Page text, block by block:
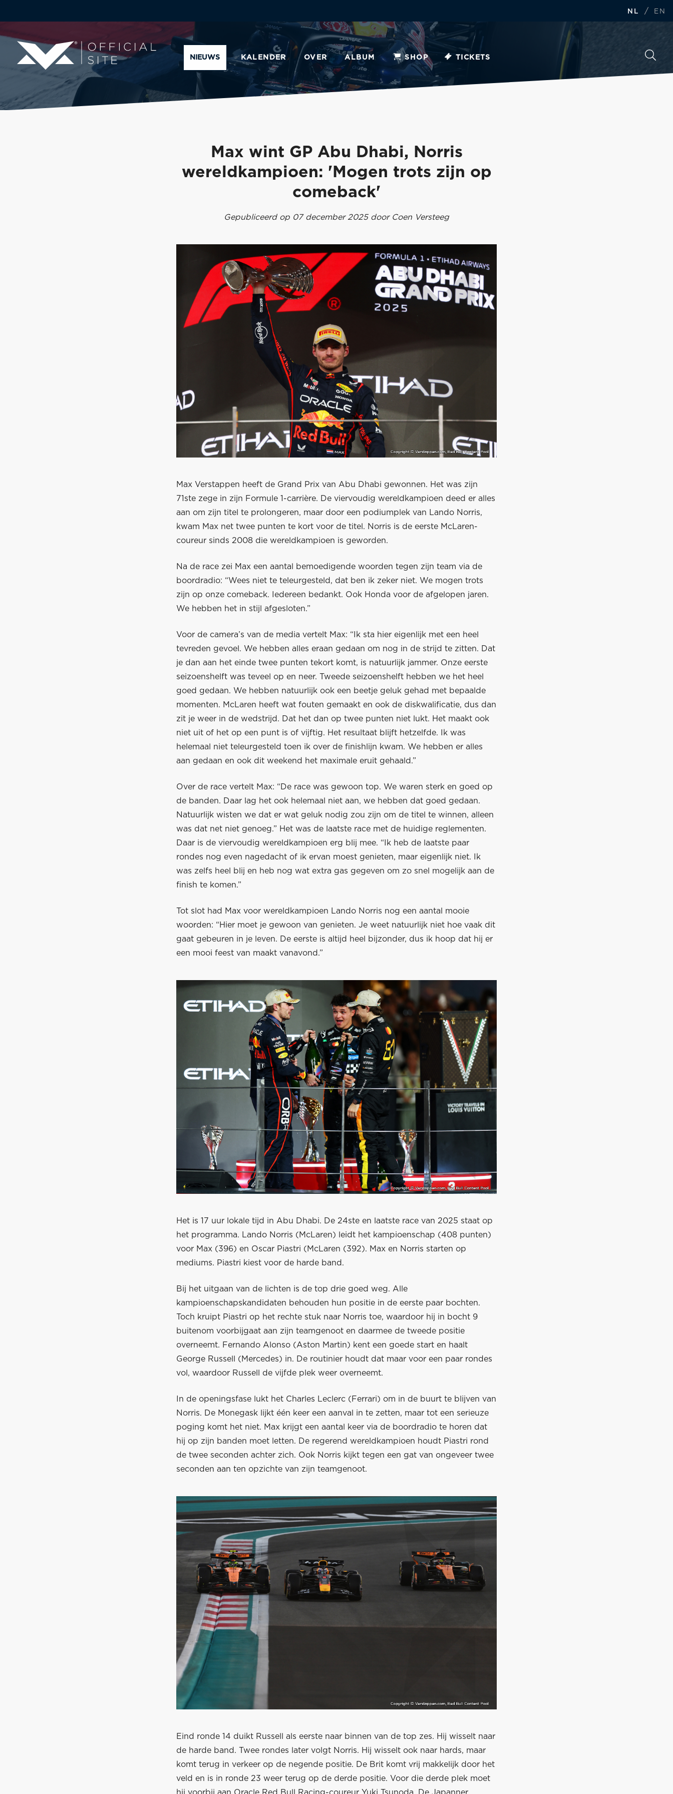
NL / EN
NIEUWS KALENDER OVER ALBUM SHOP TICKETS
Max wint GP Abu Dhabi, Norris
wereldkampioen: 'Mogen trots zijn op
comeback'
Gepubliceerd op 07 december 2025 door Coen Versteeg
Max Verstappen heeft de Grand Prix van Abu Dhabi gewonnen. Het was zijn
71ste zege in zijn Formule 1-carrière. De viervoudig wereldkampioen deed er alles
aan om zijn titel te prolongeren, maar door een podiumplek van Lando Norris,
kwam Max net twee punten te kort voor de titel. Norris is de eerste McLaren-
coureur sinds 2008 die wereldkampioen is geworden.
Na de race zei Max een aantal bemoedigende woorden tegen zijn team via de
boordradio: “Wees niet te teleurgesteld, dat ben ik zeker niet. We mogen trots
zijn op onze comeback. Iedereen bedankt. Ook Honda voor de afgelopen jaren.
We hebben het in stijl afgesloten.”
Voor de camera’s van de media vertelt Max: “Ik sta hier eigenlijk met een heel
tevreden gevoel. We hebben alles eraan gedaan om nog in de strijd te zitten. Dat
je dan aan het einde twee punten tekort komt, is natuurlijk jammer. Onze eerste
seizoenshelft was teveel op en neer. Tweede seizoenshelft hebben we het heel
goed gedaan. We hebben natuurlijk ook een beetje geluk gehad met bepaalde
momenten. McLaren heeft wat fouten gemaakt en ook de diskwalificatie, dus dan
zit je weer in de wedstrijd. Dat het dan op twee punten niet lukt. Het maakt ook
niet uit of het op een punt is of vijftig. Het resultaat blijft hetzelfde. Ik was
helemaal niet teleurgesteld toen ik over de finishlijn kwam. We hebben er alles
aan gedaan en ook dit weekend het maximale eruit gehaald.”
Over de race vertelt Max: “De race was gewoon top. We waren sterk en goed op
de banden. Daar lag het ook helemaal niet aan, we hebben dat goed gedaan.
Natuurlijk wisten we dat er wat geluk nodig zou zijn om de titel te winnen, alleen
was dat net niet genoeg.” Het was de laatste race met de huidige reglementen.
Daar is de viervoudig wereldkampioen erg blij mee. “Ik heb de laatste paar
rondes nog even nagedacht of ik ervan moest genieten, maar eigenlijk niet. Ik
was zelfs heel blij en heb nog wat extra gas gegeven om zo snel mogelijk aan de
finish te komen.”
Tot slot had Max voor wereldkampioen Lando Norris nog een aantal mooie
woorden: “Hier moet je gewoon van genieten. Je weet natuurlijk niet hoe vaak dit
gaat gebeuren in je leven. De eerste is altijd heel bijzonder, dus ik hoop dat hij er
een mooi feest van maakt vanavond.”
Het is 17 uur lokale tijd in Abu Dhabi. De 24ste en laatste race van 2025 staat op
het programma. Lando Norris (McLaren) leidt het kampioenschap (408 punten)
voor Max (396) en Oscar Piastri (McLaren (392). Max en Norris starten op
mediums. Piastri kiest voor de harde band.
Bij het uitgaan van de lichten is de top drie goed weg. Alle
kampioenschapskandidaten behouden hun positie in de eerste paar bochten.
Toch kruipt Piastri op het rechte stuk naar Norris toe, waardoor hij in bocht 9
buitenom voorbijgaat aan zijn teamgenoot en daarmee de tweede positie
overneemt. Fernando Alonso (Aston Martin) kent een goede start en haalt
George Russell (Mercedes) in. De routinier houdt dat maar voor een paar rondes
vol, waardoor Russell de vijfde plek weer overneemt.
In de openingsfase lukt het Charles Leclerc (Ferrari) om in de buurt te blijven van
Norris. De Monegask lijkt één keer een aanval in te zetten, maar tot een serieuze
poging komt het niet. Max krijgt een aantal keer via de boordradio te horen dat
hij op zijn banden moet letten. De regerend wereldkampioen houdt Piastri rond
de twee seconden achter zich. Ook Norris kijkt tegen een gat van ongeveer twee
seconden aan ten opzichte van zijn teamgenoot.
Eind ronde 14 duikt Russell als eerste naar binnen van de top zes. Hij wisselt naar
de harde band. Twee rondes later volgt Norris. Hij wisselt ook naar hards, maar
komt terug in verkeer op de negende positie. De Brit komt vrij makkelijk door het
veld en is in ronde 23 weer terug op de derde positie. Voor die derde plek moet